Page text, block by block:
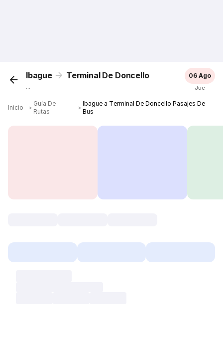
Ibague Terminal De Doncello
...
06 Ago
Jue
Inicio ＞
Guía De
Rutas
＞
Ibague a Terminal De Doncello Pasajes De
Bus